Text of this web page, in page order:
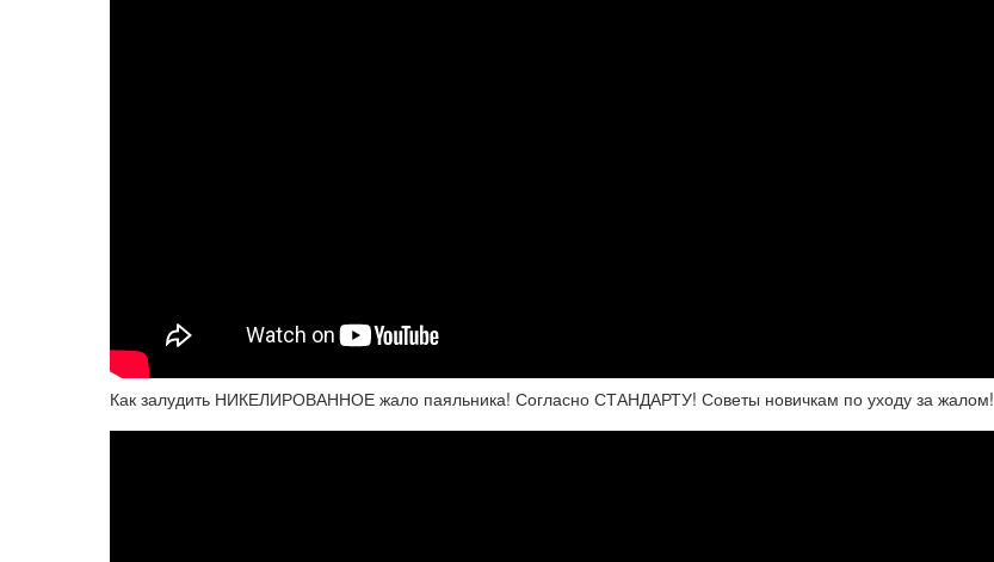
Как залудить НИКЕЛИРОВАННОЕ жало паяльника! Согласно СТАНДАРТУ! Советы новичкам по уходу за жалом!